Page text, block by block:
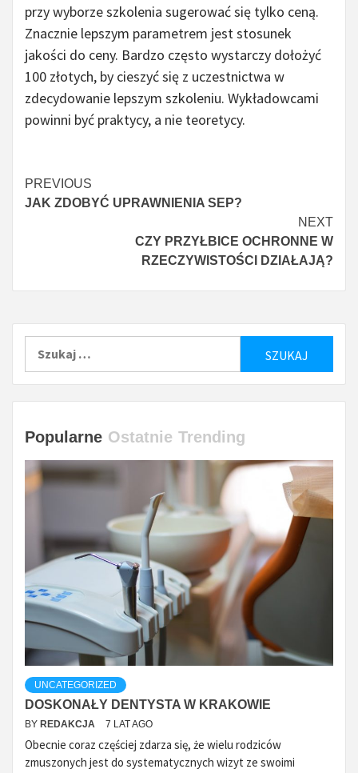
przy wyborze szkolenia sugerować się tylko ceną.
Znacznie lepszym parametrem jest stosunek
jakości do ceny. Bardzo często wystarczy dołożyć
100 złotych, by cieszyć się z uczestnictwa w
zdecydowanie lepszym szkoleniu. Wykładowcami
powinni być praktycy, a nie teoretycy.
Czytaj
więcej
PREVIOUS
JAK ZDOBYĆ UPRAWNIENIA SEP?
NEXT
CZY PRZYŁBICE OCHRONNE W
RZECZYWISTOŚCI DZIAŁAJĄ?
Popularne Ostatnie Trending
UNCATEGORIZED
DOSKONAŁY DENTYSTA W KRAKOWIE
BY REDAKCJA 7 LAT AGO
Obecnie coraz częściej zdarza się, że wielu rodziców
zmuszonych jest do systematycznych wizyt ze swoimi